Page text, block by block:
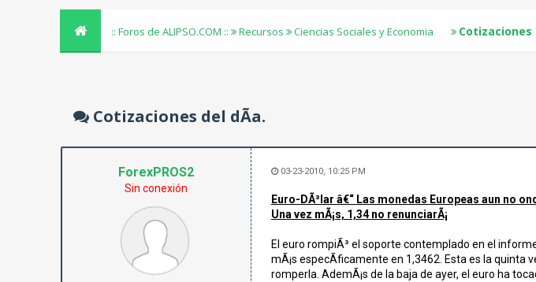
:: Foros de ALIPSO.COM :: Recursos Ciencias Sociales y Economia Cotizaciones
Cotizaciones del dÃ­a.
ForexPROS2
Sin conexión
03-23-2010, 10:25 PM
Euro-DÃ³lar â€“ Las monedas Europeas aun no
Una vez mÃ¡s, 1,34 no renunciarÃ¡
El euro rompiÃ³ el soporte contemplado en el
mÃ¡s especÃ­ficamente en 1,3462. Esta es la quinta
romperla. AdemÃ¡s de la baja de ayer, el euro ha